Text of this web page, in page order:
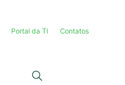
Portal da TI Contatos